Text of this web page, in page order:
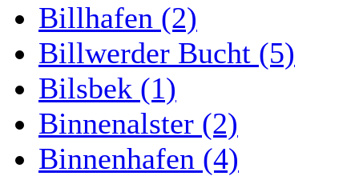
Billhafen (2)
Billwerder Bucht (5)
Bilsbek (1)
Binnenalster (2)
Binnenhafen (4)